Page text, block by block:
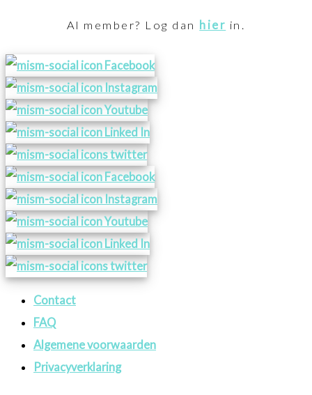
Al member? Log dan hier in.
Contact
FAQ
Algemene voorwaarden
Privacyverklaring